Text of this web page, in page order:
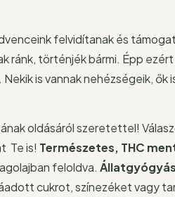
felvidítanak és
ránk, történjék bármi. Épp
is vannak nehézségeik,
oldásáról szeretettel!
Te is! Természetes, THC
feloldva.
cukrot, színezéket vagy